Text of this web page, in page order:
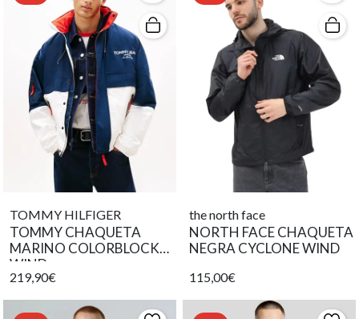
TOMMY HILFIGER
TOMMY CHAQUETA
MARINO COLORBLOCK
WIND
219,90€
the north face
NORTH FACE CHAQUETA
NEGRA CYCLONE WIND
115,00€